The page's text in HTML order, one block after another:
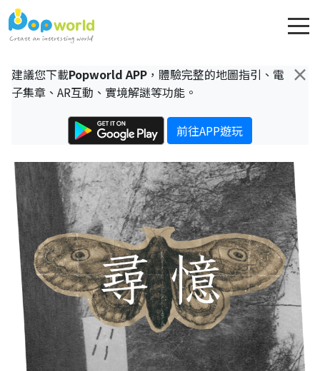
×
建議您下載Popworld APP ，體驗完整的地圖指引、電
子集章、AR互動、實境解謎等功能。
前往APP遊玩